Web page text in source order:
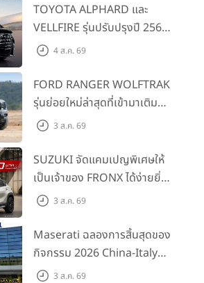
TOYOTA ALPHARD และ
VELLFIRE รุ่นปรับปรุงปี 2569
พร้อมรุ่นย่อยใหม่ HEV
4 ส.ค. 69
FORD RANGER WOLFTRAK
รุ่นย่อยใหม่ล่าสุดที่เข้ามาเติม
เต็มไลน์อัป พร้อมตอบโจทย์ทุก
พร้อมลุย ด้วยราคาพิเศษเริ่ม
ต้นที่ 9.49 แสนบาท
3 ส.ค. 69
SUZUKI จัดแคมเปญพิเศษให้
เป็นเจ้าของ FRONX ได้ง่ายยิ่ง
ขึ้นสำหรับรุ่น GL ราคาพิเศษ
200 คัน พร้อมข้อเสนอสุดคุ้ม
3 ส.ค. 69
Maserati ฉลองการสิ้นสุดของ
กิจกรรม 2026 China-Italy
Grand Tour ณ สำนักงาน
3 ส.ค. 69